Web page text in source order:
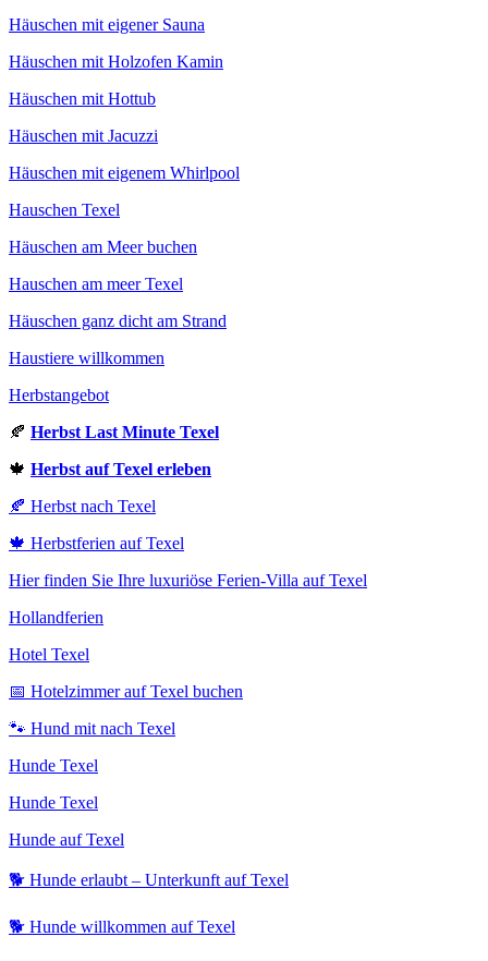
Häuschen mit eigener Sauna
Häuschen mit Holzofen Kamin
Häuschen mit Hottub
Häuschen mit Jacuzzi
Häuschen mit eigenem Whirlpool
Hauschen Texel
Häuschen am Meer buchen
Hauschen am meer Texel
Häuschen ganz dicht am Strand
Haustiere willkommen
Herbstangebot
🍂 Herbst Last Minute Texel
🍁 Herbst auf Texel erleben
🍂 Herbst nach Texel
🍁 Herbstferien auf Texel
Hier finden Sie Ihre luxuriöse Ferien-Villa auf Texel
Hollandferien
Hotel Texel
📅 Hotelzimmer auf Texel buchen
🐾 Hund mit nach Texel
Hunde Texel
Hunde Texel
Hunde auf Texel
🐕 Hunde erlaubt – Unterkunft auf Texel
🐕 Hunde willkommen auf Texel